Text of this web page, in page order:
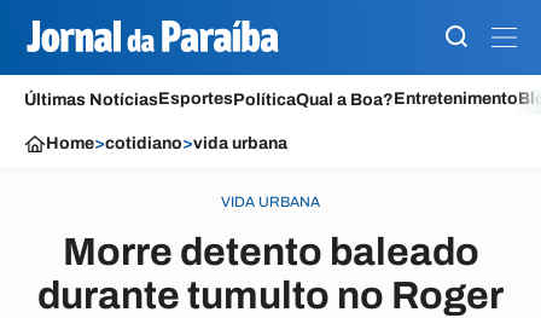
Últimas NotíciasEsportesPolíticaQual a Boa?Entretenimento
Home>cotidiano>vida urbana
VIDA URBANA
Morre detento baleado
durante tumulto no Roger